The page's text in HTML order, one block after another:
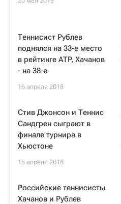
Теннисист Рублев
поднялся на 33-е место
в рейтинге ATP, Хачанов
- на 38-е
16 апреля 2018
Стив Джонсон и Теннис
Сандгрен сыграют в
финале турнира в
Хьюстоне
15 апреля 2018
Российские теннисисты
Хачанов и Рублев